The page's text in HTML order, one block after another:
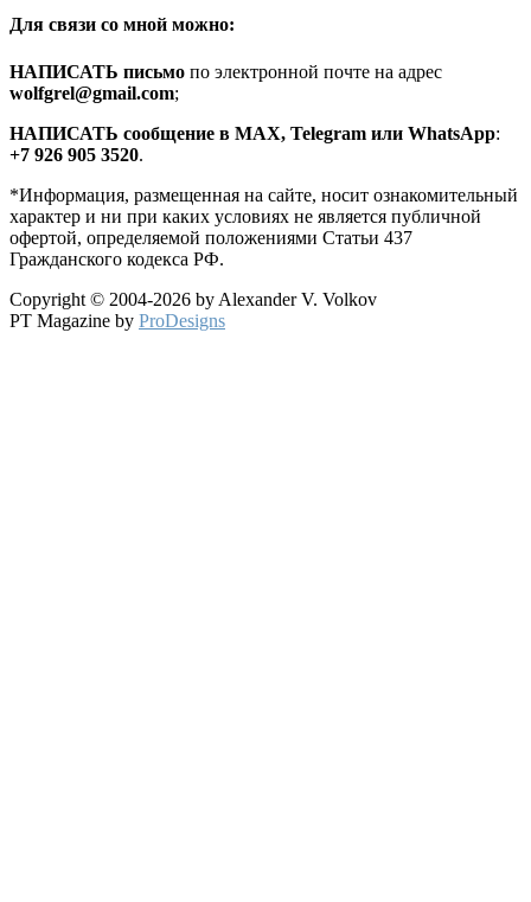
Для связи со мной можно:
HАПИСАТЬ письмо по электронной почте на адрес
wolfgrel@gmail.com;
HАПИСАТЬ сообщение в MAX, Telegram или WhatsApp:
+7 926 905 3520.
*Информация, размещенная на сайте, носит ознакомительный
характер и ни при каких условиях не является публичной
офертой, определяемой положениями Статьи 437
Гражданского кодекса РФ.
Copyright © 2004-2026 by Alexander V. Volkov
PT Magazine by ProDesigns